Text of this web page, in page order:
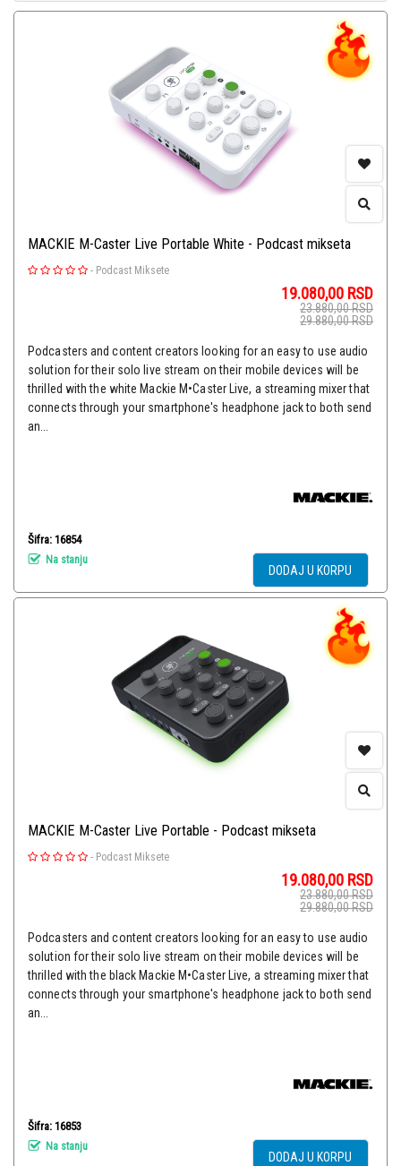
Software (16)
(27)
MACKIE M-Caster Live Portable White - Podcast mikseta
- Podcast Miksete
19.080,00 RSD
23.880,00RSD
29.880,00RSD
Podcasters and content creators looking for an easy to use audio
solution for their solo live stream on their mobile devices will be
thrilled with the white Mackie M•Caster Live, a streaming mixer that
connects through your smartphone's headphone jack to both send
an...
Šifra: 16854
Na stanju
DODAJ U KORPU
MACKIE M-Caster Live Portable - Podcast mikseta
- Podcast Miksete
19.080,00 RSD
23.880,00RSD
29.880,00RSD
Podcasters and content creators looking for an easy to use audio
solution for their solo live stream on their mobile devices will be
thrilled with the black Mackie M•Caster Live, a streaming mixer that
connects through your smartphone's headphone jack to both send
an...
Šifra: 16853
Na stanju
DODAJ U KORPU